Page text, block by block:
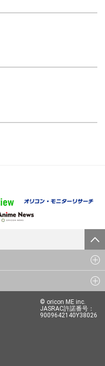
© oricon ME inc.
JASRAC許諾番号：
9009642140Y38026